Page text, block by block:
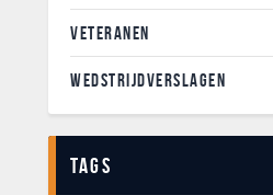
VETERANEN
WEDSTRIJDVERSLAGEN
Tags